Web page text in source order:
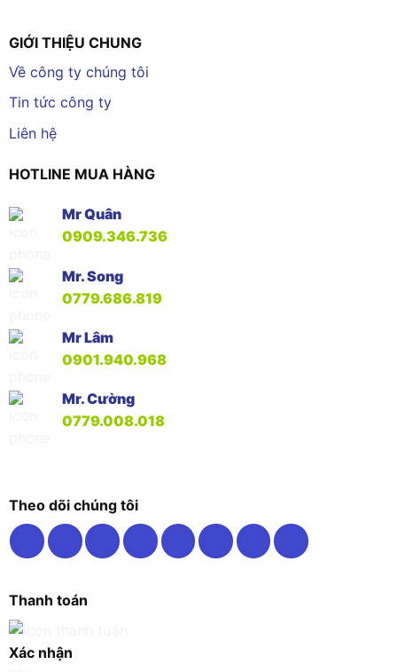
GIỚI THIỆU CHUNG
Về công ty chúng tôi
Tin tức công ty
Liên hệ
HOTLINE MUA HÀNG
Mr Quân
0909.346.736
Mr. Song
0779.686.819
Mr Lâm
0901.940.968
Mr. Cường
0779.008.018
Theo dõi chúng tôi
Thanh toán
Xác nhận